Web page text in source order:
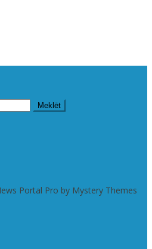
Portal Pro by Mystery Themes